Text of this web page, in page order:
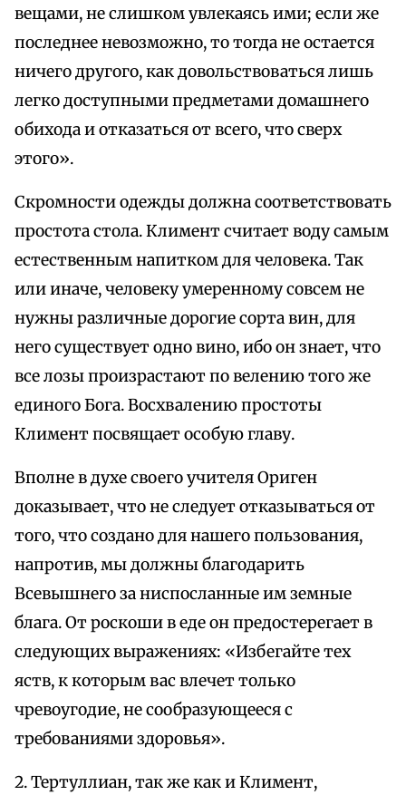
вещами, не слишком увлекаясь ими; если же
последнее невозможно, то тогда не остается
ничего другого, как довольствоваться лишь
легко доступными предметами домашнего
обихода и отказаться от всего, что сверх
этого».
Скромности одежды должна соответствовать
простота стола. Климент считает воду самым
естественным напитком для человека. Так
или иначе, человеку умеренному совсем не
нужны различные дорогие сорта вин, для
него существует одно вино, ибо он знает, что
все лозы произрастают по велению того же
единого Бога. Восхвалению простоты
Климент посвящает особую главу.
Вполне в духе своего учителя Ориген
доказывает, что не следует отказываться от
того, что создано для нашего пользования,
напротив, мы должны благодарить
Всевышнего за ниспосланные им земные
блага. От роскоши в еде он предостерегает в
следующих выражениях: «Избегайте тех
яств, к которым вас влечет только
чревоугодие, не сообразующееся с
требованиями здоровья».
2. Тертуллиан, так же как и Климент,